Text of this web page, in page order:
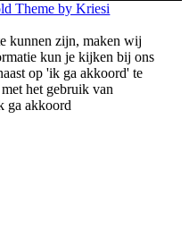
Theme by Kriesi
kunnen zijn, maken wij
kun je kijken bij ons
op 'ik ga akkoord' te
het gebruik van
ga akkoord